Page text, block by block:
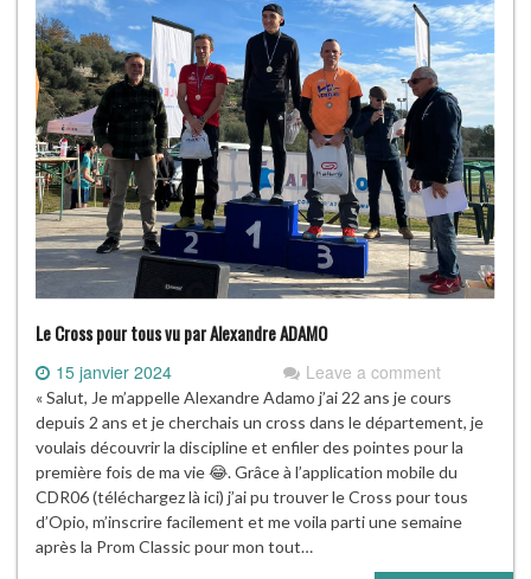
Le Cross pour tous vu par Alexandre ADAMO
15 janvier 2024 Leave a comment
« Salut, Je m’appelle Alexandre Adamo j’ai 22 ans je cours
depuis 2 ans et je cherchais un cross dans le département, je
voulais découvrir la discipline et enfiler des pointes pour la
première fois de ma vie 😂. Grâce à l’application mobile du
CDR06 (téléchargez là ici) j’ai pu trouver le Cross pour tous
d’Opio, m’inscrire facilement et me voila parti une semaine
après la Prom Classic pour mon tout…